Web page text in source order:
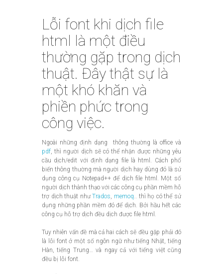
Lỗi font khi dịch file
html là một điều
thường gặp trong dịch
thuật. Đây thật sự là
một khó khăn và
phiền phức trong
công việc.
Ngoài những định dạng thông thường là office và
pdf, thì người dịch sẽ có thể nhận được những yêu
cầu dịch/edit với định dạng file là html. Cách phổ
biến thông thường mà người dịch hay dùng đó là sử
dụng công cụ Notepad++ để dịch file html. Một số
người dịch thành thạo với các công cụ phần mềm hỗ
trợ dịch thuật nhưTrados, memoq.. thì họ có thể sử
dụng những phần mềm đó để dịch. Bởi hầu hết các
công cụ hỗ trợ dịch đều dịch được file html.
Tuy nhiên vấn đề mà cả hai cách sẽ đều gặp phải đó
là lỗi font ở một số ngôn ngữ như tiếng Nhật, tiếng
Hàn, tiếng Trung… và ngay cả với tiếng việt cũng
đều bị lỗi font.